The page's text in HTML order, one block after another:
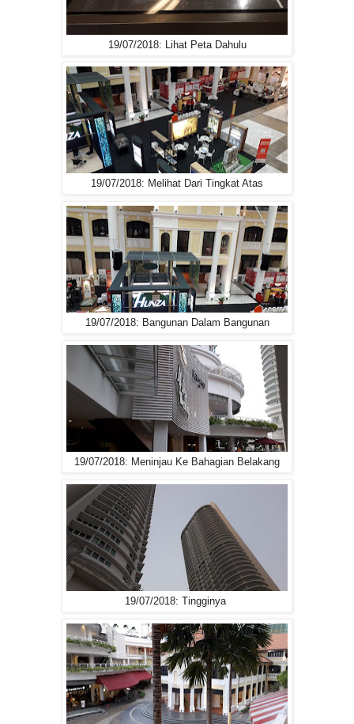
19/07/2018: Lihat Peta Dahulu
19/07/2018: Melihat Dari Tingkat Atas
19/07/2018: Bangunan Dalam Bangunan
19/07/2018: Meninjau Ke Bahagian Belakang
19/07/2018: Tingginya